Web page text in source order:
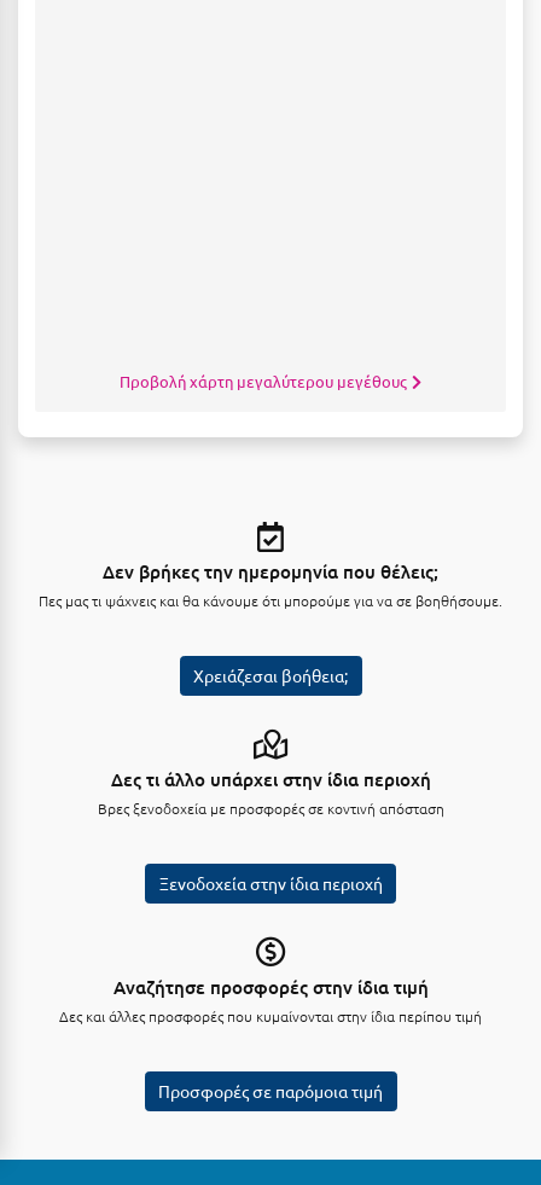
Πόρτο Χέλι
Προβολή χάρτη μεγαλύτερου μεγέθους
Δεν βρήκες την ημερομηνία που θέλεις;
Πες μας τι ψάχνεις και θα κάνουμε ότι μπορούμε για να σε βοηθήσουμε.
Χρειάζεσαι βοήθεια;
Δες τι άλλο υπάρχει στην ίδια περιοχή
Βρες ξενοδοχεία με προσφορές σε κοντινή απόσταση
Ξενοδοχεία στην ίδια περιοχή
Αναζήτησε προσφορές στην ίδια τιμή
Δες και άλλες προσφορές που κυμαίνονται στην ίδια περίπου τιμή
Προσφορές σε παρόμοια τιμή